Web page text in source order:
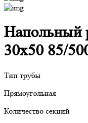
Напольный
30х50 85/
Тип трубы
Прямоугольная
Количество секций